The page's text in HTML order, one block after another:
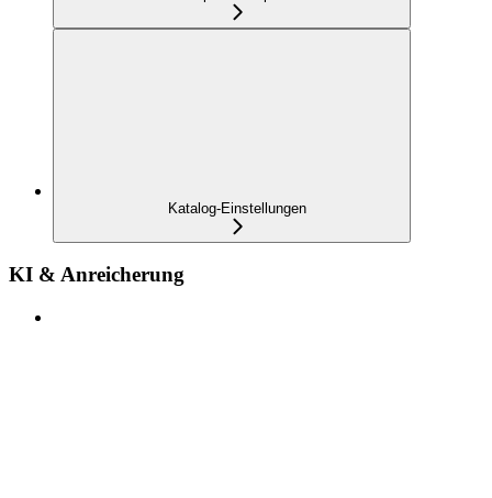
Katalog-Einstellungen
KI & Anreicherung